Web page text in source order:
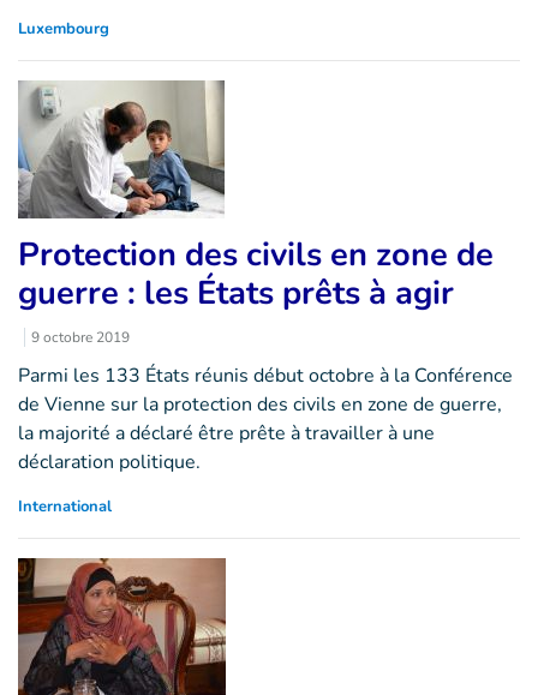
Luxembourg
Protection des civils en zone de
guerre : les États prêts à agir
9 octobre 2019
Parmi les 133 États réunis début octobre à la Conférence
de Vienne sur la protection des civils en zone de guerre,
la majorité a déclaré être prête à travailler à une
déclaration politique.
International